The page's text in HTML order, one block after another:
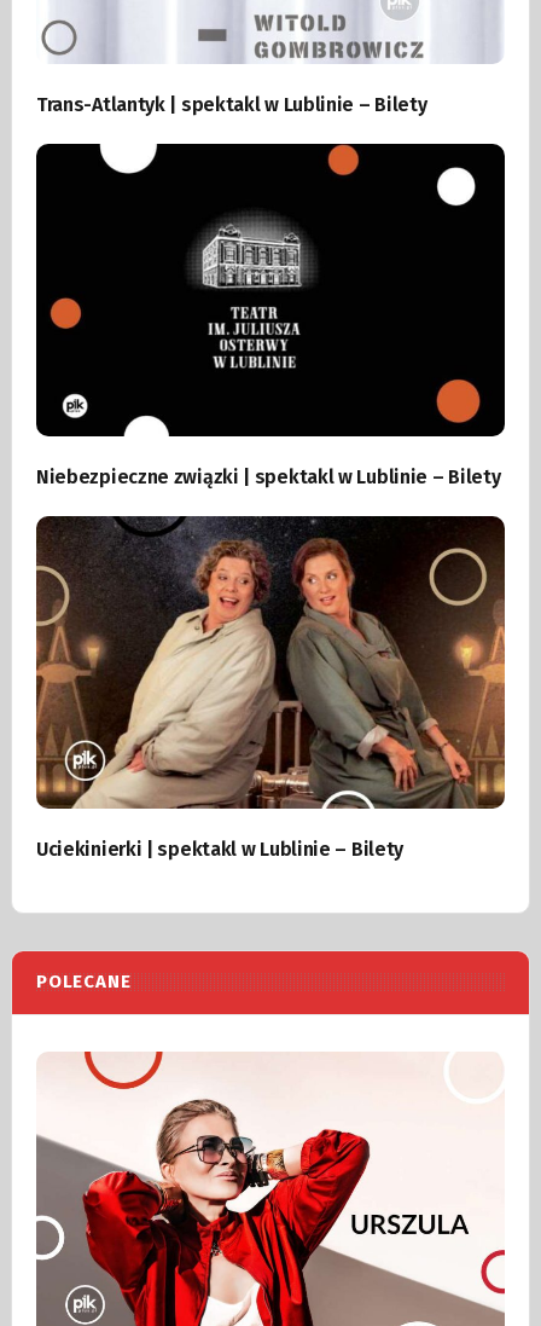
Trans-Atlantyk | spektakl w Lublinie – Bilety
Niebezpieczne związki | spektakl w Lublinie – Bilety
Uciekinierki | spektakl w Lublinie – Bilety
POLECANE